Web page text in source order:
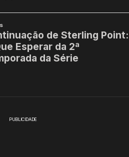
PUBLICIDADE